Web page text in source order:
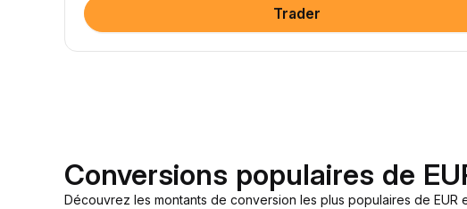
Trader
Conversions populaires de
Découvrez les montants de conversion les plus populaires de